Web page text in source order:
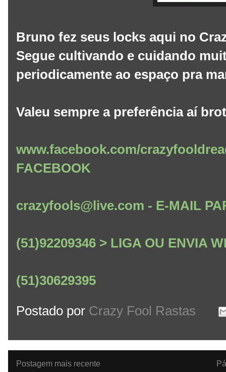
Bruno fez seus locks aqui no
Segue cultivando e cuidando
periodicamente ao espaço pra
Valeu sempre a preferência aí
www.facebook.com/
FACEBOOK
crazyfools@live.com - E-MAIL
(51)92209346 > LIGA OU ENVIA
(51)30629395
Postado por Crazy Fool Rastas
Postagem mais recente